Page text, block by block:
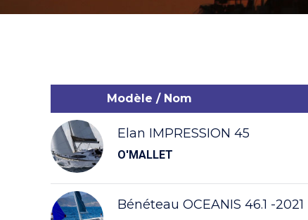
Modèle / Nom
Elan IMPRESSION 45
O'MALLET
Bénéteau OCEANIS 46.1 -2021